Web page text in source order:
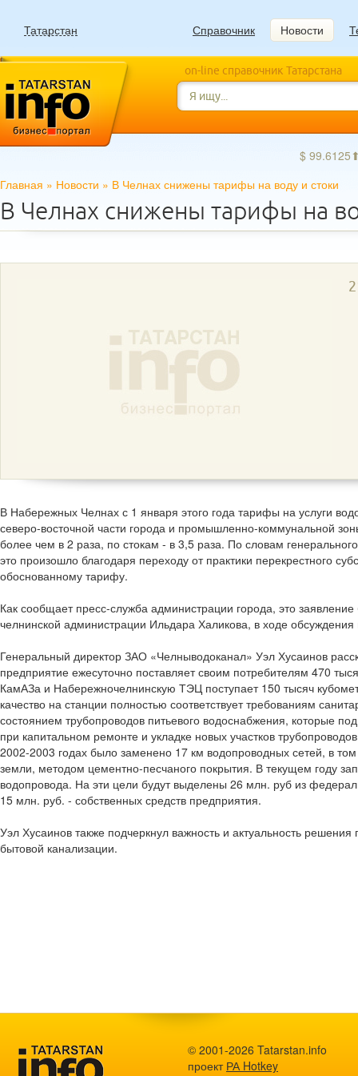
Татарстан Справочник Новости
on-line справочник Татарстана
$
Главная » Новости » В Челнах снижены тарифы на воду и стоки
В Челнах снижены тарифы на
В Набережных Челнах с 1 января этого года тарифы на услуги
северо-восточной части города и промышленно-коммунальной
более чем в 2 раза, по стокам - в 3,5 раза. По словам
это произошло благодаря переходу от практики перекрестного
обоснованному тарифу.
Как сообщает пресс-служба администрации города, это
челнинской администрации Ильдара Халикова, в ходе
Генеральный директор ЗАО «Челныводоканал» Уэл Хусаинов
предприятие ежесуточно поставляет своим потребителям 470
КамАЗа и Набережночелнинскую ТЭЦ поступает 150 тысяч
качество на станции полностью соответствует требованиям
состоянием трубопроводов питьевого водоснабжения, которые
при капитальном ремонте и укладке новых участков
2002-2003 годах было заменено 17 км водопроводных сетей, в
земли, методом цементно-песчаного покрытия. В текущем году
водопровода. На эти цели будут выделены 26 млн. руб из
15 млн. руб. - собственных средств предприятия.
Уэл Хусаинов также подчеркнул важность и актуальность
бытовой канализации.
© 2001-2026 Tatarstan.info
проект РА Hotkey